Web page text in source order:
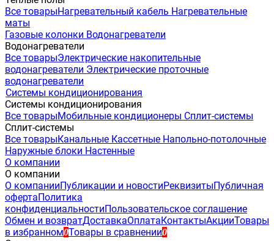
Все товарыНагревательный кабель Нагревательные
маты
Газовые колонки Водонагреватели
Водонагреватели
Все товарыЭлектрические накопительные
водонагреватели Электрические проточные
водонагреватели
Системы кондиционирования
Системы кондиционирования
Все товарыМобильные кондиционеры Сплит-системы
Сплит-системы
Все товарыКанальные Кассетные Напольно-потолочные
Наружные блоки Настенные
О компании
О компании
О компанииПубликации и новостиРеквизитыПубличная
офертаПолитика
конфиденциальностиПользовательское соглашение
Обмен и возвратДоставкаОплатаКонтактыАкцииТовары
в избранном0Товары в сравнении0